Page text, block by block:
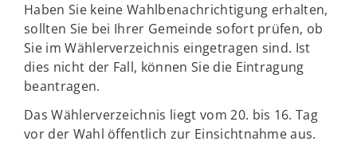
Haben Sie keine Wahlbenachrichtigung erhalten,
sollten Sie bei Ihrer Gemeinde sofort prüfen, ob
Sie im Wählerverzeichnis eingetragen sind. Ist
dies nicht der Fall, können Sie die Eintragung
beantragen.
Das Wählerverzeichnis liegt vom 20. bis 16. Tag
vor der Wahl öffentlich zur Einsichtnahme aus.